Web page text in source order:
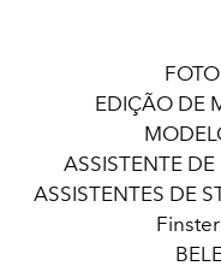
EDIÇÃO DE
ASSISTENTE
ASSISTENTES DE